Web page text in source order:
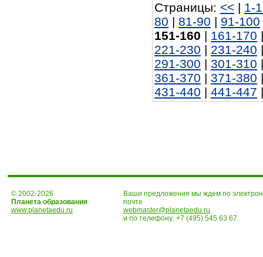
Страницы: << | 1-
80 | 81-90 | 91-100
151-160 | 161-170 |
221-230 | 231-240 |
291-300 | 301-310 |
361-370 | 371-380 |
431-440 | 441-447 |
© 2002-2026
Планета образования
www.planetaedu.ru
Ваши предложения мы ждем по
почте
webmaster@planetaedu.ru
и по телефону: +7 (495) 545 63 67